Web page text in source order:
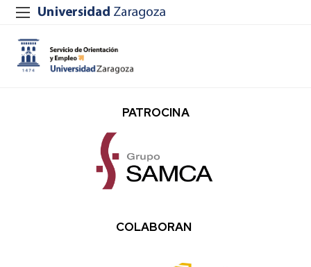
PATROCINA
COLABORAN